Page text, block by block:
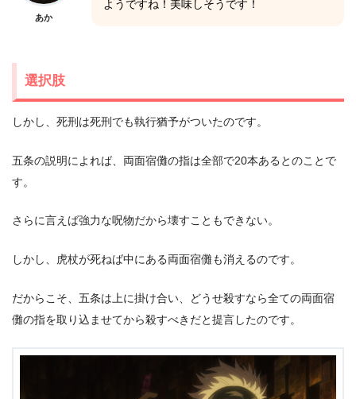
あか
ようですね！美味しそうです！
選択肢
しかし、死刑は死刑でも執行猶予がついたのです。
五条の説明によれば、両面宿儺の指は全部で20本あるとのことで
す。
さらに言えば強力な呪物だから壊すこともできない。
しかし、虎杖が死ねば中にある両面宿儺も消えるのです。
だからこそ、五条は上に掛け合い、どうせ殺すなら全ての両面宿
儺の指を取り込ませてから殺すべきだと提言したのです。